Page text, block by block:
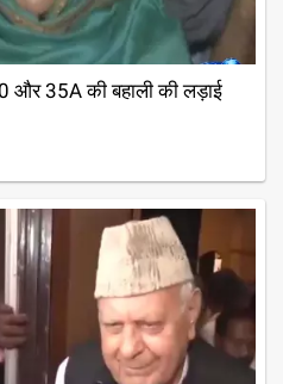
और 35A की बहाली की लड़ाई